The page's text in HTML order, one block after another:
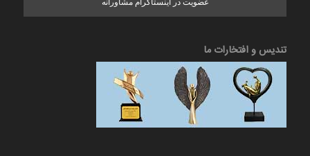
عضویت در اینستاگرام مشاورانه
تندیس و افتخارات ما